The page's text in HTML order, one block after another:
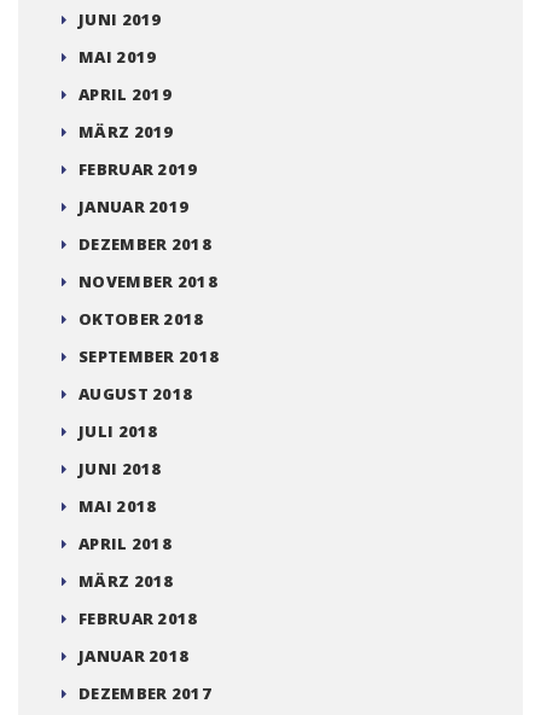
JUNI 2019
MAI 2019
APRIL 2019
MÄRZ 2019
FEBRUAR 2019
JANUAR 2019
DEZEMBER 2018
NOVEMBER 2018
OKTOBER 2018
SEPTEMBER 2018
AUGUST 2018
JULI 2018
JUNI 2018
MAI 2018
APRIL 2018
MÄRZ 2018
FEBRUAR 2018
JANUAR 2018
DEZEMBER 2017